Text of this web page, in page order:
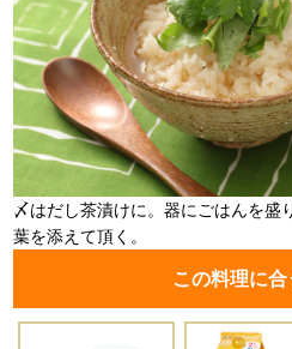
〆はだし茶漬けに。器にごはんを盛
葉を添えて頂く。
この料理に